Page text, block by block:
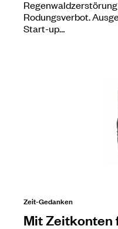
Rodungsverbot.
Start-up…
Zeit-Gedanken
Mit